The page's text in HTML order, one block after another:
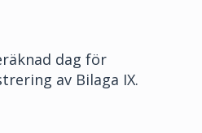
dag för
av Bilaga IX.